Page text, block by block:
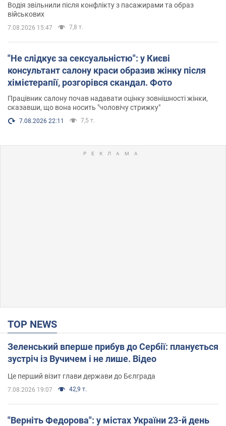
Водія звільнили після конфлікту з пасажирами та образ
військових
7.08.2026 15:47 7,8 т.
"Не слідкує за сексуальністю": у Києві
консультант салону краси образив жінку після
хімієтерапії, розгорівся скандал. Фото
Працівник салону почав надавати оцінку зовнішності жінки,
сказавши, що вона носить "чоловічу стрижку"
7.08.2026 22:11 7,5 т.
TOP NEWS
Зеленський вперше прибув до Сербії: планується
зустріч із Вучичем і не лише. Відео
Це перший візит глави держави до Бєлграда
7.08.2026 19:07 42,9 т.
"Верніть Федорова": у містах України 23-й день